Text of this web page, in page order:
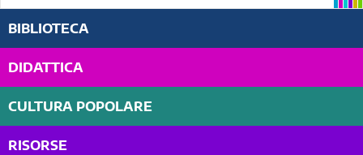
BIBLIOTECA
DIDATTICA
CULTURA POPOLARE
RISORSE